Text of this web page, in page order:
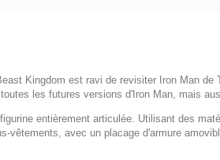
Kingdom est ravi de revisiter Iron Man
les futures versions d'Iron Man, mais
entièrement articulée. Utilisant des
avec un placage d'armure